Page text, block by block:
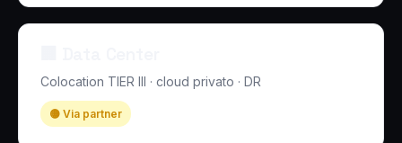
Colocation TIER III · cloud privato · DR
🟡 Via partner